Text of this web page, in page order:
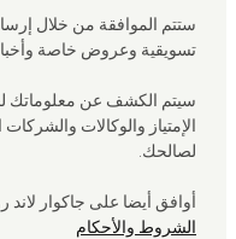
ستتم الموافقة من خلال
تسويقية وعروض خاصة
سيتم الكشف عن معلوماتك
الإمتياز والوكالات
لصالحك.
أوافق أيضا على جاكوار لاند
الشروط والأحكام